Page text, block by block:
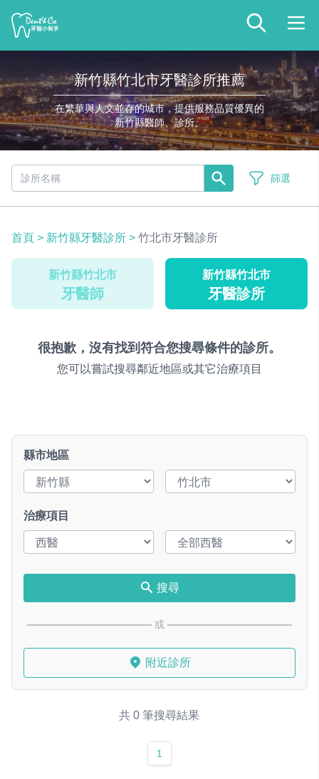
新竹縣竹北市牙醫診所推薦
在繁華與人文並存的城市，提供服務品質優異的
新竹縣醫師、診所。
篩選
首頁 > 新竹縣牙醫診所 > 竹北市牙醫診所
新竹縣竹北市
牙醫師
新竹縣竹北市
牙醫診所
很抱歉，沒有找到符合您搜尋條件的診所。
您可以嘗試搜尋鄰近地區或其它治療項目
縣市地區
治療項目
搜尋
或
附近診所
共 0 筆搜尋結果
1